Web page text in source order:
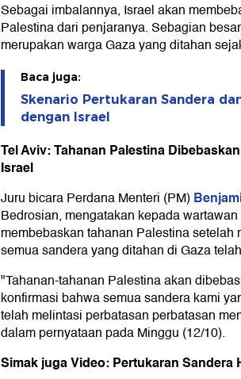
Sebagai imbalannya, Israel akan
Palestina dari penjaranya. Sebagian
merupakan warga Gaza yang ditahan
Baca juga:
Skenario Pertukaran Sandera
dengan Israel
Tel Aviv: Tahanan Palestina
Israel
Juru bicara Perdana Menteri (PM)
Bedrosian, mengatakan kepada
membebaskan tahanan Palestina setelah
semua sandera yang ditahan di Gaza
"Tahanan-tahanan Palestina akan
konfirmasi bahwa semua sandera kami
telah melintasi perbatasan perbatasan
dalam pernyataan pada Minggu (12/10).
Simak juga Video: Pertukaran Sandera